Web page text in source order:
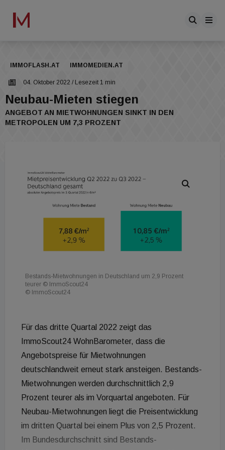
IMMOFLASH.AT IMMOMEDIEN.AT
04. Oktober 2022 / Lesezeit 1 min
Neubau-Mieten stiegen
ANGEBOT AN MIETWOHNUNGEN SINKT IN DEN
METROPOLEN UM 7,3 PROZENT
Bestands-Mietwohnungen in Deutschland um 2,9 Prozent
teurer © ImmoScout24
© ImmoScout24
Für das dritte Quartal 2022 zeigt das
ImmoScout24 WohnBarometer, dass die
Angebotspreise für Mietwohnungen
deutschlandweit erneut stark ansteigen. Bestands-
Mietwohnungen werden durchschnittlich 2,9
Prozent teurer als im Vorquartal angeboten. Für
Neubau-Mietwohnungen liegt die Preisentwicklung
im dritten Quartal bei einem Plus von 2,5 Prozent.
Im Bundesdurchschnitt sind Bestands-